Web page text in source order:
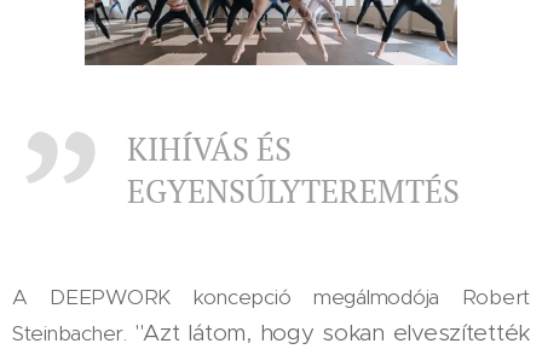
​KIHÍVÁS ÉS
EGYENSÚLYTEREMTÉS
A DEEPWORK koncepció megálmodója Robert
Steinbacher. "Azt látom, hogy sokan elveszítették